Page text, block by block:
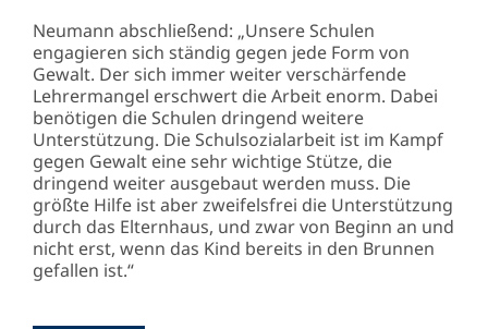
Neumann abschließend: „Unsere Schulen
engagieren sich ständig gegen jede Form von
Gewalt. Der sich immer weiter verschärfende
Lehrermangel erschwert die Arbeit enorm. Dabei
benötigen die Schulen dringend weitere
Unterstützung. Die Schulsozialarbeit ist im Kampf
gegen Gewalt eine sehr wichtige Stütze, die
dringend weiter ausgebaut werden muss. Die
größte Hilfe ist aber zweifelsfrei die Unterstützung
durch das Elternhaus, und zwar von Beginn an und
nicht erst, wenn das Kind bereits in den Brunnen
gefallen ist.“